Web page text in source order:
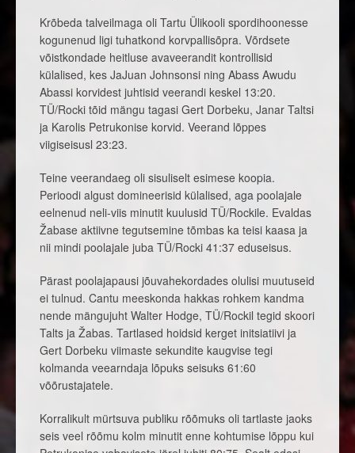
Krõbeda talveilmaga oli Tartu Ülikooli spordihoonesse
kogunenud ligi tuhatkond korvpallisõpra. Võrdsete
võistkondade heitluse avaveerandit kontrollisid
külalised, kes JaJuan Johnsonsi ning Abass Awudu
Abassi korvidest juhtisid veerandi keskel 13:20.
TÜ/Rocki tõid mängu tagasi Gert Dorbeku, Janar Taltsi
ja Karolis Petrukonise korvid. Veerand lõppes
viigiseisusl 23:23.
Teine veerandaeg oli sisuliselt esimese koopia.
Perioodi algust domineerisid külalised, aga poolajale
eelnenud neli-viis minutit kuulusid TÜ/Rockile. Evaldas
Žabase aktiivne tegutsemine tõmbas ka teisi kaasa ja
nii mindi poolajale juba TÜ/Rocki 41:37 eduseisus.
Pärast poolajapausi jõuvahekordades olulisi muutuseid
ei tulnud. Cantu meeskonda hakkas rohkem kandma
nende mängujuht Walter Hodge, TÜ/Rockil tegid skoori
Talts ja Žabas. Tartlased hoidsid kerget initsiatiivi ja
Gert Dorbeku viimaste sekundite kaugvise tegi
kolmanda veearndaja lõpuks seisuks 61:60
võõrustajatele.
Korralikult mürtsuva publiku rõõmuks oli tartlaste jaoks
seis veel rõõmu kolm minutit enne kohtumise lõppu kui